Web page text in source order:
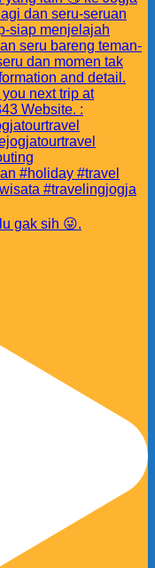
gak sih 😜.